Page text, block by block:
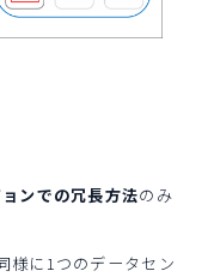
ンでの冗長方法のみ
様に1つのデータセン